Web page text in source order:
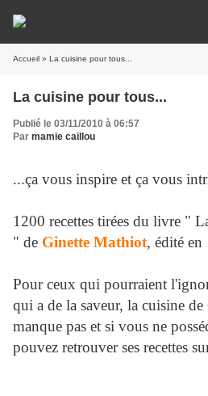
Accueil » La cuisine pour tous...
La cuisine pour tous...
Publié le 03/11/2010 à 06:57
Par mamie caillou
...ça vous inspire et ça vous
1200 recettes tirées du livre "
" de Ginette Mathiot, édité en
Pour ceux qui pourraient
qui a de la saveur, la cuisine
manque pas et si vous ne
pouvez retrouver ses recettes